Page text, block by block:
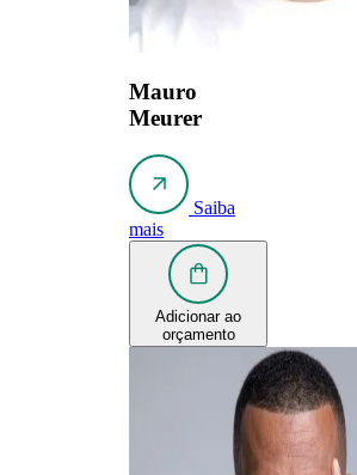
Mauro
Meurer
Saiba
mais
Adicionar ao
orçamento